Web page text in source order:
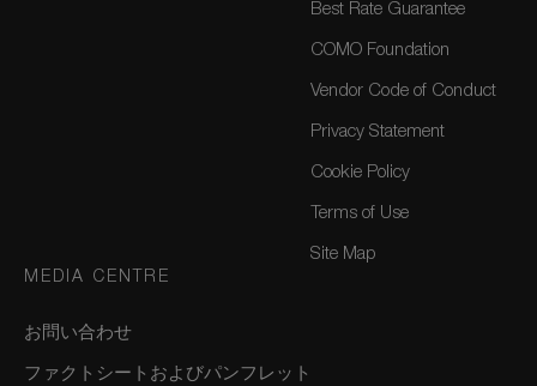
Best Rate Guarantee
COMO Foundation
Vendor Code of Conduct
Privacy Statement
Cookie Policy
Terms of Use
Site Map
MEDIA CENTRE
お問い合わせ
ファクトシートおよびパンフレット